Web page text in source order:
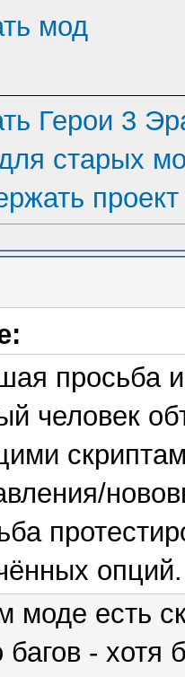
мод
Герои 3
старых
проект
просьба
человек
опций.
моде есть
багов - хотя